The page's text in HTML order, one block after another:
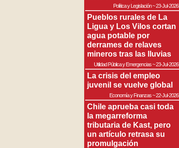
Política y Legislación~23-Jul-2026
Pueblos rurales de La
Ligua y Los Vilos cortan
agua potable por
derrames de relaves
mineros tras las lluvias
Utilidad Pública y Emergencias~23-Jul-2026
La crisis del empleo
juvenil se vuelve global
Economía y Finanzas~22-Jul-2026
Chile aprueba casi toda
la megarreforma
tributaria de Kast, pero
un artículo retrasa su
promulgación